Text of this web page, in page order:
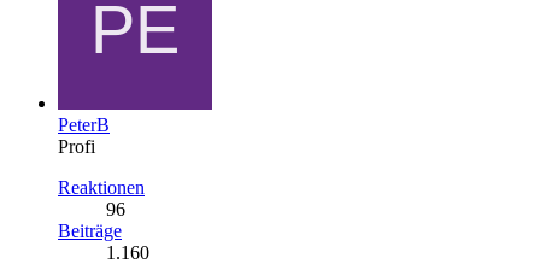
PeterB
Profi
Reaktionen
96
Beiträge
1.160